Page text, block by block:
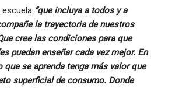
escuela “que incluya a todos y a
la trayectoria de nuestros
cree las condiciones para que
puedan enseñar cada vez mejor. En
que se aprenda tenga más valor que
superficial de consumo. Donde